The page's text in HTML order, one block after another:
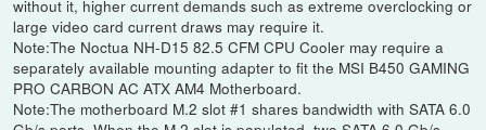
without it, higher current demands such as extreme overclocking or
large video card current draws may require it.
Note:The Noctua NH-D15 82.5 CFM CPU Cooler may require a
separately available mounting adapter to fit the MSI B450 GAMING
PRO CARBON AC ATX AM4 Motherboard.
Note:The motherboard M.2 slot #1 shares bandwidth with SATA 6.0